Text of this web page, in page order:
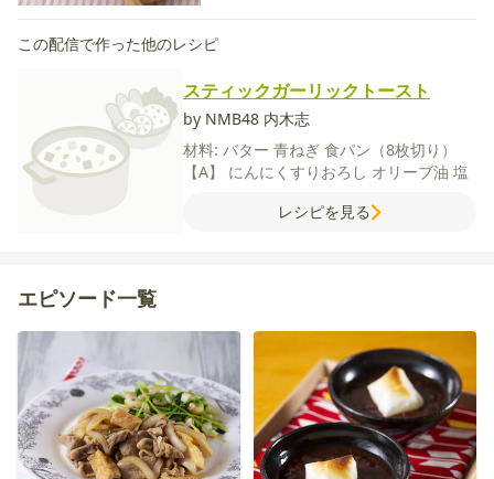
この配信で作った他のレシピ
スティックガーリックトースト
by NMB48 内木志
材料: バター 青ねぎ 食パン（8枚切り）
【A】 にんにくすりおろし オリーブ油 塩
レシピを見る
エピソード一覧